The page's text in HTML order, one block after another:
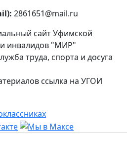
2861651@mail.ru
сайт Уфимской
инвалидов "МИР"
труда, спорта и досуга
ссылка на УГОИ